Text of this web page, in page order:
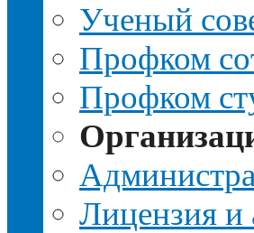
Ученый
Профком
Профком
Лицензия и